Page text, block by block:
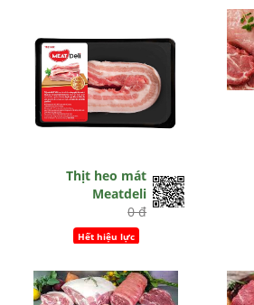
Thịt heo mát
Meatdeli
0 đ
Hết hiệu lực